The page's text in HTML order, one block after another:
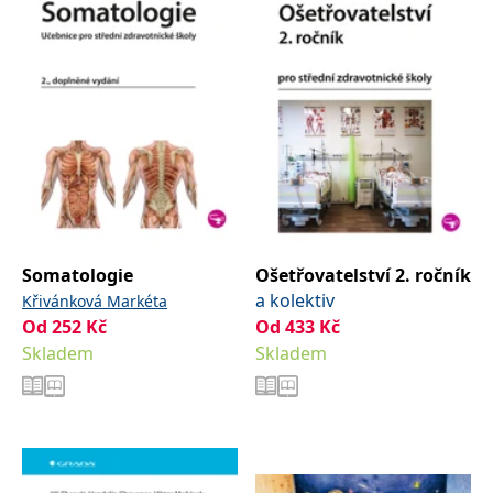
Somatologie
Křivánková Markéta
Od 252 Kč
Skladem
Ošetřovatelství 2. ročník
a kolektiv
Od 433 Kč
Skladem